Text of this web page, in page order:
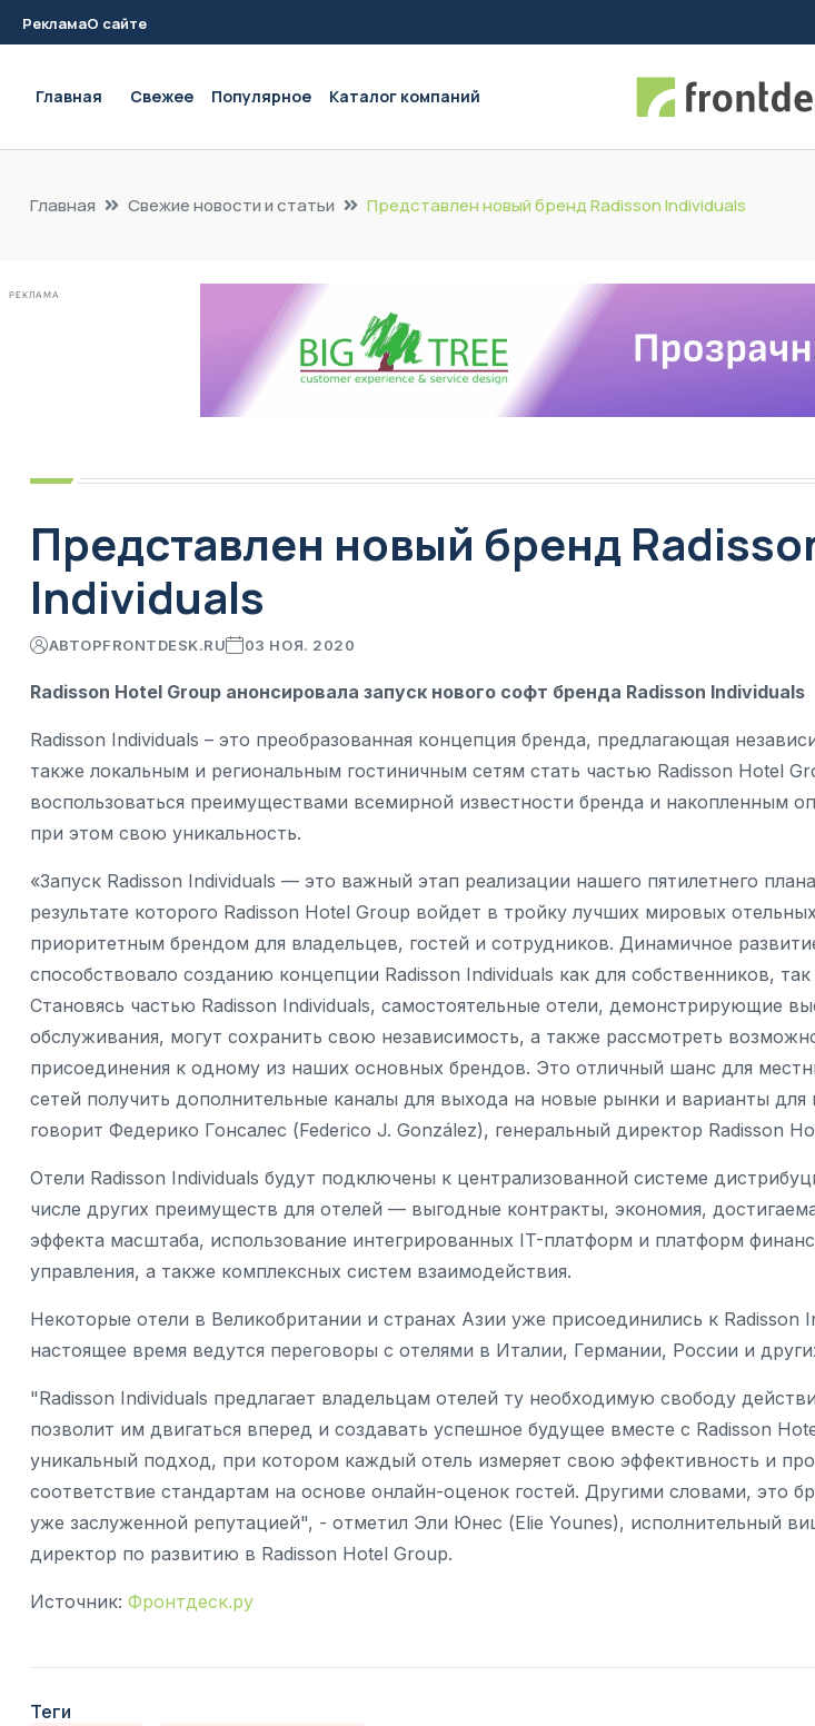
РекламаО сайте
Главная Свежее Популярное Каталог компаний
Главная Свежие новости и статьи Представлен новый бренд Radisson Individuals
РЕКЛАМА
Представлен новый бренд
Individuals
АВТОРFRONTDESK.RU 03 НОЯ. 2020
Radisson Hotel Group анонсировала запуск нового софт бренда Radisson Individuals
Radisson Individuals – это преобразованная концепция бренда, предлагающая
также локальным и региональным гостиничным сетям стать частью Radisson Hotel
воспользоваться преимуществами всемирной известности бренда и накопленным
при этом свою уникальность.
«Запуск Radisson Individuals — это важный этап реализации нашего пятилетнего
результате которого Radisson Hotel Group войдет в тройку лучших мировых
приоритетным брендом для владельцев, гостей и сотрудников. Динамичное
способствовало созданию концепции Radisson Individuals как для собственников, так
Становясь частью Radisson Individuals, самостоятельные отели, демонстрирующие
обслуживания, могут сохранить свою независимость, а также рассмотреть
присоединения к одному из наших основных брендов. Это отличный шанс для
сетей получить дополнительные каналы для выхода на новые рынки и варианты для
говорит Федерико Гонсалес (Federico J. González), генеральный директор Radisson
Отели Radisson Individuals будут подключены к централизованной системе
числе других преимуществ для отелей — выгодные контракты, экономия,
эффекта масштаба, использование интегрированных IT-платформ и платформ
управления, а также комплексных систем взаимодействия.
Некоторые отели в Великобритании и странах Азии уже присоединились к Radisson
настоящее время ведутся переговоры с отелями в Италии, Германии, России и
"Radisson Individuals предлагает владельцам отелей ту необходимую свободу
позволит им двигаться вперед и создавать успешное будущее вместе с Radisson
уникальный подход, при котором каждый отель измеряет свою эффективность и
соответствие стандартам на основе онлайн-оценок гостей. Другими словами, это
уже заслуженной репутацией", - отметил Эли Юнес (Elie Younes), исполнительный
директор по развитию в Radisson Hotel Group.
Источник: Фронтдеск.ру
Теги